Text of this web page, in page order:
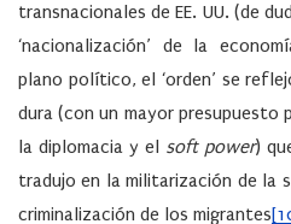
transnacionales de EE. UU. (de
‘nacionalización’ de la
plano político, el ‘orden’ se
dura (con un mayor presupuesto
la diplomacia y el soft power)
tradujo en la militarización de la
criminalización de los migrantes